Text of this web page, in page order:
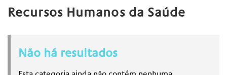
Recursos Humanos da Saúde
Não há resultados